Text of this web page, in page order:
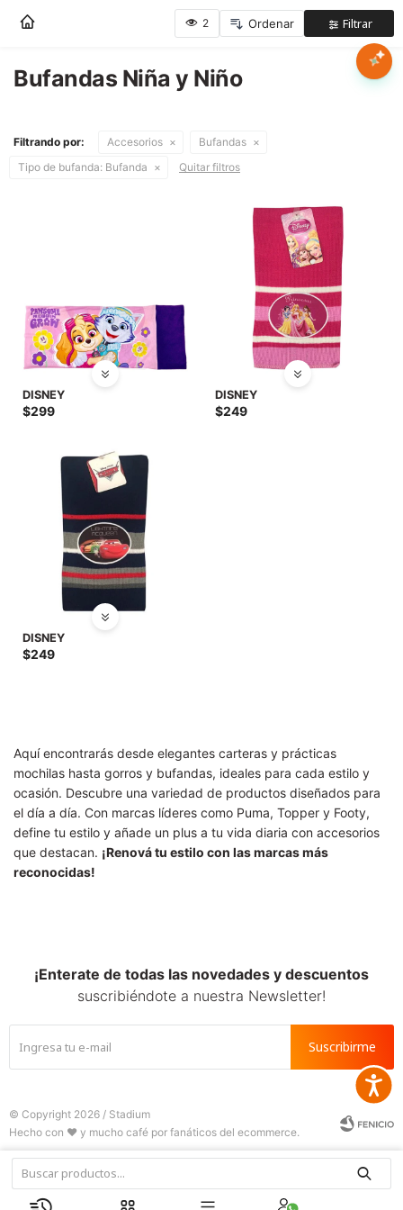
Nota:
este
web
incluye
de
accesibilidad.
Bufandas Niña y Niño
Filtrando por: Accesorios
Bufandas
Tipo de bufanda: Bufanda Quitar filtros
DISNEY
$299
DISNEY
$249
DISNEY
$249
Aquí encontrarás desde elegantes carteras y prácticas
mochilas hasta gorros y bufandas, ideales para cada estilo y
ocasión. Descubre una variedad de productos diseñados para
el día a día. Con marcas líderes como Puma, Topper y Footy,
define tu estilo y añade un plus a tu vida diaria con accesorios
que destacan. ¡Renová tu estilo con las marcas más
reconocidas!
¡Enterate de todas las novedades y descuentos
suscribiéndote a nuestra Newsletter!
Suscribirme
© Copyright 2026 / Stadium
Mujer
Hombre
Novedades
SALE
      